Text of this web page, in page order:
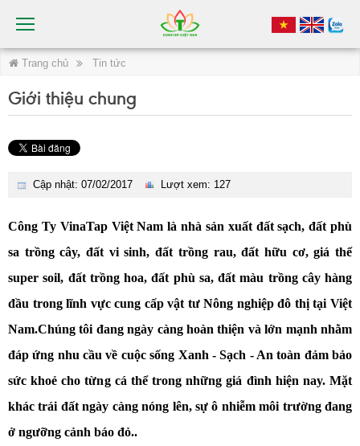
Trang chủ Tin tức
Giới thiệu chung
Cập nhật: 07/02/2017 Lượt xem: 127
Công Ty VinaTap Việt Nam là nhà sản xuất đất sạch, đất phù
sa trồng cây, đất vi sinh, đất trồng rau, đất hữu cơ, giá thể
super soil, đất trồng hoa, đất phù sa, đất màu trồng cây hàng
đầu trong lĩnh vực cung cấp vật tư Nông nghiệp đô thị tại Việt
Nam.Chúng tôi đang ngày càng hoàn thiện và lớn mạnh nhằm
đáp ứng nhu cầu về cuộc sống Xanh - Sạch - An toàn đảm bảo
sức khoẻ cho từng cá thể trong những giá đình hiện nay. Mặt
khác trái đất ngày càng nóng lên, sự ô nhiễm môi trường đang
ở ngưỡng cảnh báo đỏ..